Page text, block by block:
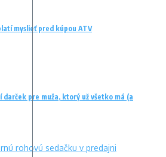
myslieť pred kúpou ATV
darček pre muža, ktorý už všetko má (a